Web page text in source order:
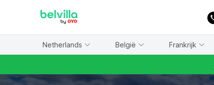
Netherlands België Frankrijk